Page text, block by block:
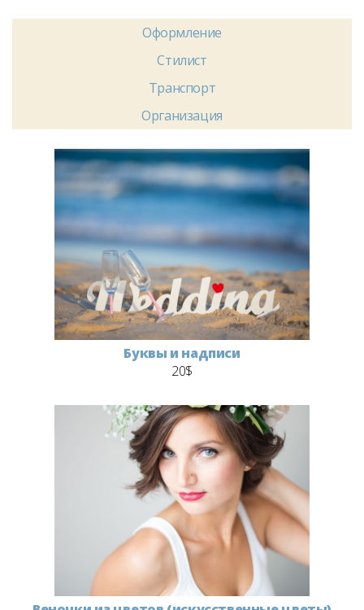
Оформление
Стилист
Транспорт
Организация
Буквы и надписи
20$